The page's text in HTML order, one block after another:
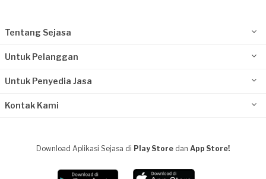
Tentang Sejasa
Untuk Pelanggan
Untuk Penyedia Jasa
Kontak Kami
Download Aplikasi Sejasa di Play Store dan App Store!